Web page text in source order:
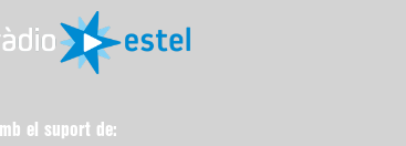
el suport de: